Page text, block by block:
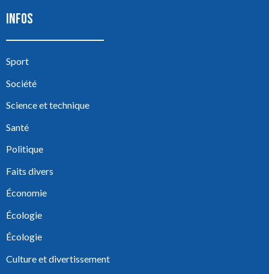
INFOS
Sport
Société
Science et technique
Santé
Politique
Faits divers
Économie
Écologie
Écologie
Culture et divertissement